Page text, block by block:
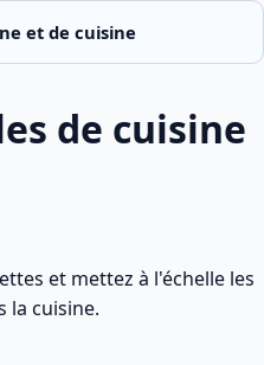
et de cuisine
de cuisine
et mettez à l'échelle les
la cuisine.